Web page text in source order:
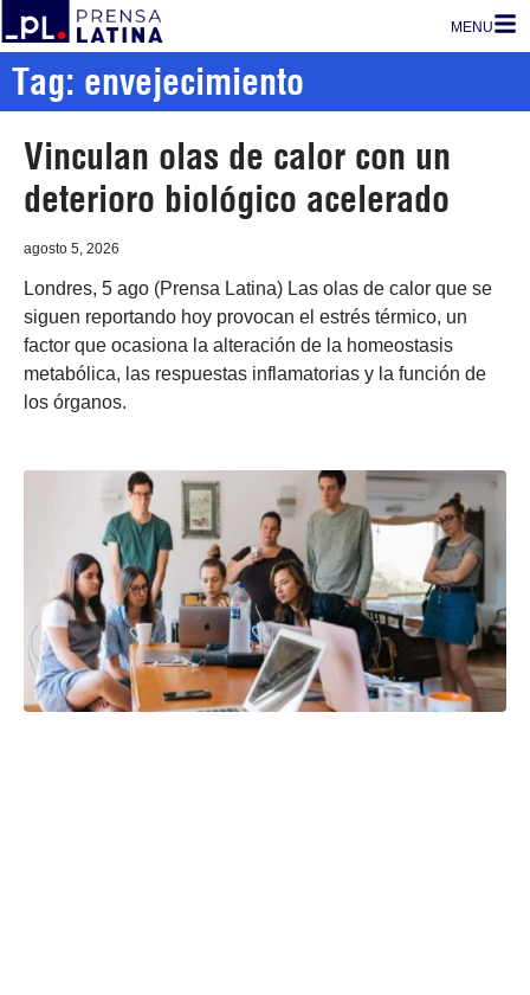
MENU
Tag: envejecimiento
Vinculan olas de calor con un
deterioro biológico acelerado
agosto 5, 2026
Londres, 5 ago (Prensa Latina) Las olas de calor que se
siguen reportando hoy provocan el estrés térmico, un
factor que ocasiona la alteración de la homeostasis
metabólica, las respuestas inflamatorias y la función de
los órganos.